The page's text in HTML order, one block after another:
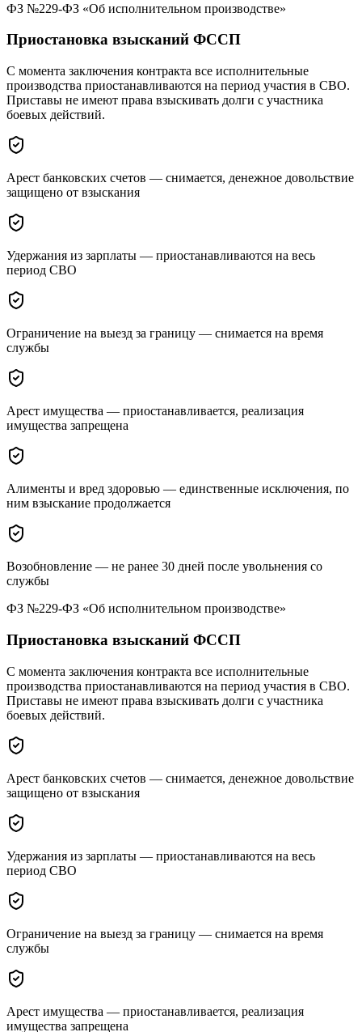
ФЗ №229-ФЗ «Об исполнительном производстве»
Приостановка взысканий ФССП
С момента заключения контракта все исполнительные
производства приостанавливаются на период участия в СВО.
Приставы не имеют права взыскивать долги с участника
боевых действий.
Арест банковских счетов — снимается, денежное довольствие
защищено от взыскания
Удержания из зарплаты — приостанавливаются на весь
период СВО
Ограничение на выезд за границу — снимается на время
службы
Арест имущества — приостанавливается, реализация
имущества запрещена
Алименты и вред здоровью — единственные исключения, по
ним взыскание продолжается
Возобновление — не ранее 30 дней после увольнения со
службы
ФЗ №229-ФЗ «Об исполнительном производстве»
Приостановка взысканий ФССП
С момента заключения контракта все исполнительные
производства приостанавливаются на период участия в СВО.
Приставы не имеют права взыскивать долги с участника
боевых действий.
Арест банковских счетов — снимается, денежное довольствие
защищено от взыскания
Удержания из зарплаты — приостанавливаются на весь
период СВО
Ограничение на выезд за границу — снимается на время
службы
Арест имущества — приостанавливается, реализация
имущества запрещена